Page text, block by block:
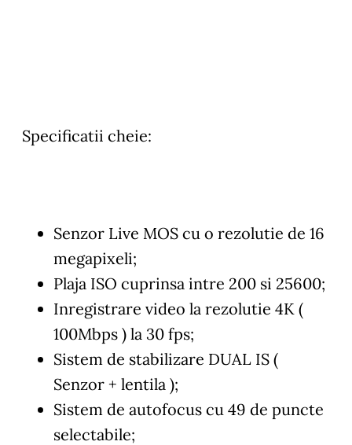
Specificatii cheie:
Senzor Live MOS cu o rezolutie de 16
megapixeli;
Plaja ISO cuprinsa intre 200 si 25600;
Inregistrare video la rezolutie 4K (
100Mbps ) la 30 fps;
Sistem de stabilizare DUAL IS (
Senzor + lentila );
Sistem de autofocus cu 49 de puncte
selectabile;